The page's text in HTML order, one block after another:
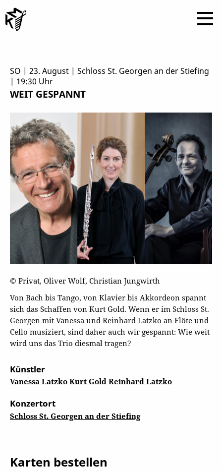
SO | 23. August | Schloss St. Georgen an der Stiefing
| 19:30 Uhr
WEIT GESPANNT
© Privat, Oliver Wolf, Christian Jungwirth
Von Bach bis Tango, von Klavier bis Akkordeon spannt
sich das Schaffen von Kurt Gold. Wenn er im Schloss St.
Georgen mit Vanessa und Reinhard Latzko an Flöte und
Cello musiziert, sind daher auch wir gespannt: Wie weit
wird uns das Trio diesmal tragen?
Künstler
Vanessa LatzkoKurt GoldReinhard Latzko
Konzertort
Schloss St. Georgen an der Stiefing
Karten bestellen